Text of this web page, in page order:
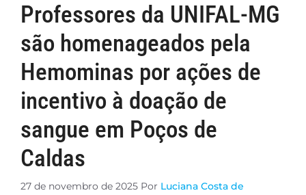
Professores da UNIFAL-MG
são homenageados pela
Hemominas por ações de
incentivo à doação de
sangue em Poços de
Caldas
27 de novembro de 2025 Por Luciana Costa de